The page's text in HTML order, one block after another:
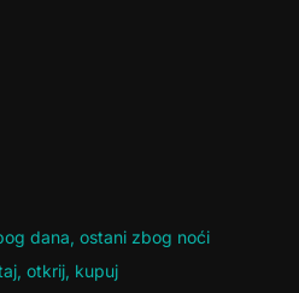
dana, ostani zbog noći
otkrij, kupuj